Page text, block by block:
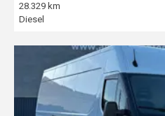
28.329 km
Diesel